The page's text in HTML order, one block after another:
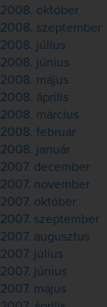
2008. október
2008. szeptember
2008. július
2008. június
2008. május
2008. április
2008. március
2008. február
2008. január
2007. december
2007. november
2007. október
2007. szeptember
2007. augusztus
2007. július
2007. június
2007. május